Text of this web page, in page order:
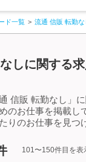
ド一覧 流通 信販 転勤
しに関する
信販 転勤なし」
のお仕事を掲載
りのお仕事を見つ
101〜150件目を表